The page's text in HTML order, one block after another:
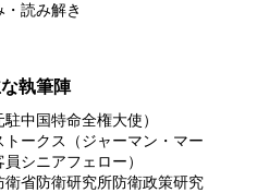
読み解き
執筆陣
中国特命全権大使）
トークス（ジャーマン・マー
シニアフェロー）
衛省防衛研究所防衛政策研究